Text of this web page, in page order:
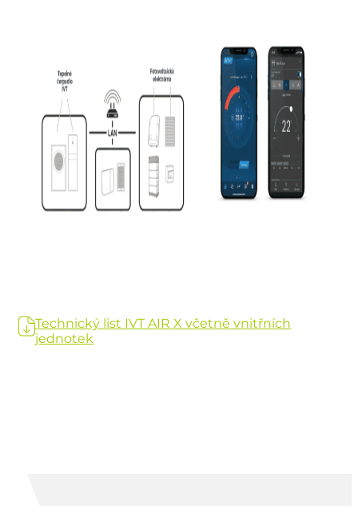
Technický list IVT AIR X včetně vnitřních
jednotek